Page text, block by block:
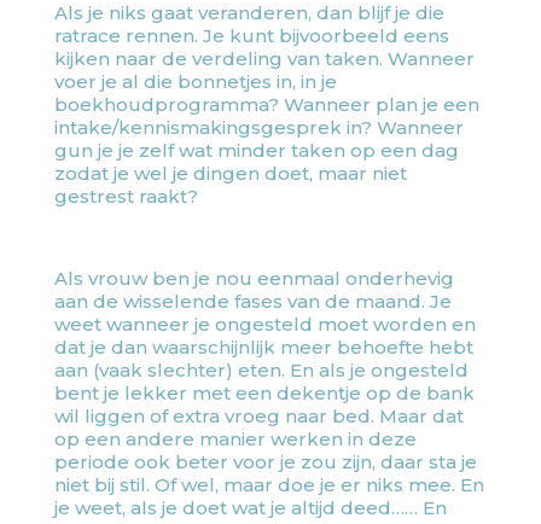
Als je niks gaat veranderen, dan blijf je die
ratrace rennen. Je kunt bijvoorbeeld eens
kijken naar de verdeling van taken. Wanneer
voer je al die bonnetjes in, in je
boekhoudprogramma? Wanneer plan je een
intake/kennismakingsgesprek in? Wanneer
gun je je zelf wat minder taken op een dag
zodat je wel je dingen doet, maar niet
gestrest raakt?
Als vrouw ben je nou eenmaal onderhevig
aan de wisselende fases van de maand. Je
weet wanneer je ongesteld moet worden en
dat je dan waarschijnlijk meer behoefte hebt
aan (vaak slechter) eten. En als je ongesteld
bent je lekker met een dekentje op de bank
wil liggen of extra vroeg naar bed. Maar dat
op een andere manier werken in deze
periode ook beter voor je zou zijn, daar sta je
niet bij stil. Of wel, maar doe je er niks mee. En
je weet, als je doet wat je altijd deed…… En